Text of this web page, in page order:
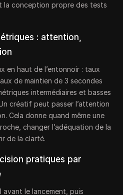
la conception propre des tests
: attention,
en haut de l’entonnoir : taux
de maintien de 3 secondes
intermédiaires et basses
créatif peut passer l’attention
Cela donne quand même une
changer l’adéquation de la
de la clarté.
pratiques par
avant le lancement, puis